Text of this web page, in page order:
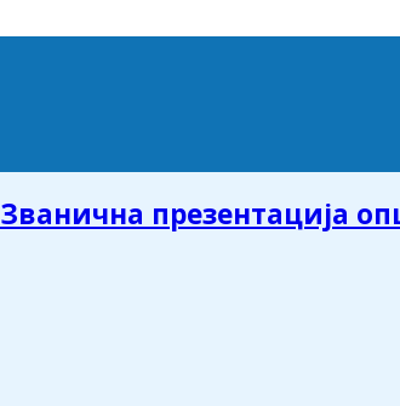
Званична презентација